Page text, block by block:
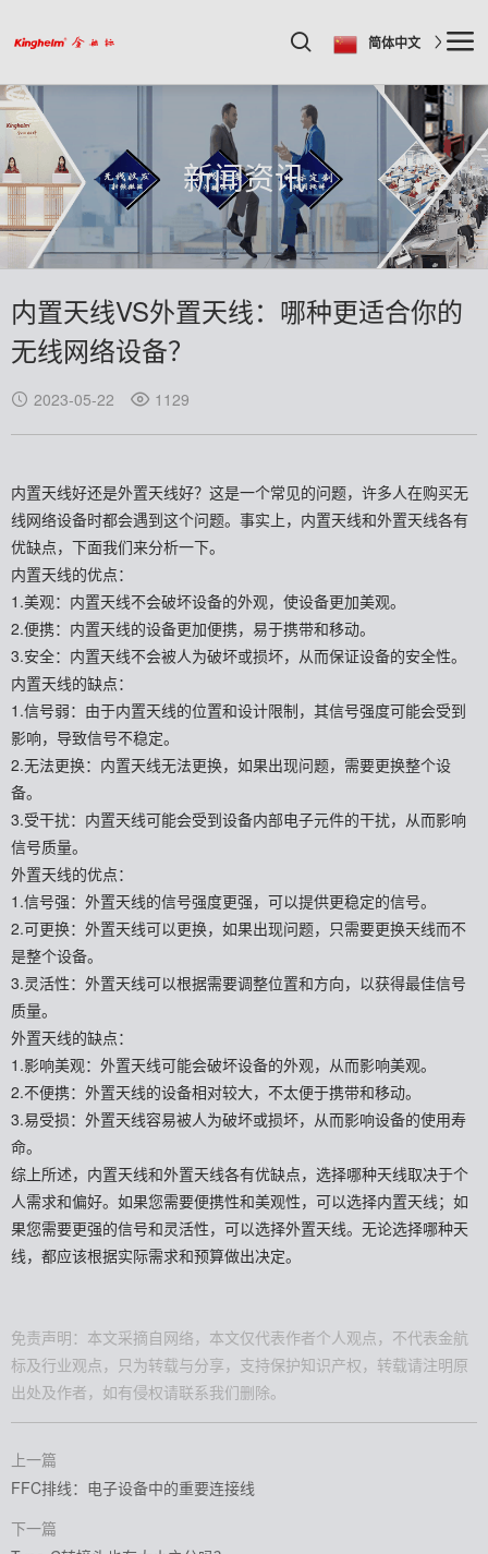
简体中文
新闻资讯
内置天线VS外置天线：哪种更适合你的
无线网络设备？
2023-05-22 1129
内置天线好还是外置天线好？这是一个常见的问题，许多人在购买无
线网络设备时都会遇到这个问题。事实上，内置天线和外置天线各有
优缺点，下面我们来分析一下。
内置天线的优点：
1.美观：内置天线不会破坏设备的外观，使设备更加美观。
2.便携：内置天线的设备更加便携，易于携带和移动。
3.安全：内置天线不会被人为破坏或损坏，从而保证设备的安全性。
内置天线的缺点：
1.信号弱：由于内置天线的位置和设计限制，其信号强度可能会受到
影响，导致信号不稳定。
2.无法更换：内置天线无法更换，如果出现问题，需要更换整个设
备。
3.受干扰：内置天线可能会受到设备内部电子元件的干扰，从而影响
信号质量。
外置天线的优点：
1.信号强：外置天线的信号强度更强，可以提供更稳定的信号。
2.可更换：外置天线可以更换，如果出现问题，只需要更换天线而不
是整个设备。
3.灵活性：外置天线可以根据需要调整位置和方向，以获得最佳信号
质量。
外置天线的缺点：
1.影响美观：外置天线可能会破坏设备的外观，从而影响美观。
2.不便携：外置天线的设备相对较大，不太便于携带和移动。
3.易受损：外置天线容易被人为破坏或损坏，从而影响设备的使用寿
命。
综上所述，内置天线和外置天线各有优缺点，选择哪种天线取决于个
人需求和偏好。如果您需要便携性和美观性，可以选择内置天线；如
果您需要更强的信号和灵活性，可以选择外置天线。无论选择哪种天
线，都应该根据实际需求和预算做出决定。
免责声明：本文采摘自网络，本文仅代表作者个人观点，不代表金航
标及行业观点，只为转载与分享，支持保护知识产权，转载请注明原
出处及作者，如有侵权请联系我们删除。
上一篇
FFC排线：电子设备中的重要连接线
下一篇